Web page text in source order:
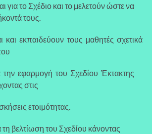
το Σχέδιο και το μελετούν ώστε να
τους.
εκπαιδεύουν τους μαθητές σχετικά
την εφαρμογή του Σχεδίου Έκτακτης
στις
ετοιμότητας.
βελτίωση του Σχεδίου κάνοντας